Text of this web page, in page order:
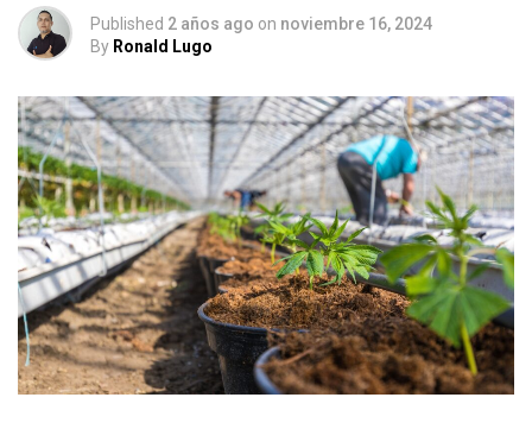
Published 2 años ago on noviembre 16, 2024
By Ronald Lugo